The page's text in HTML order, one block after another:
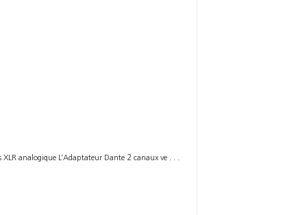
XLR analogique L’Adaptateur Dante 2 canaux ve . . .